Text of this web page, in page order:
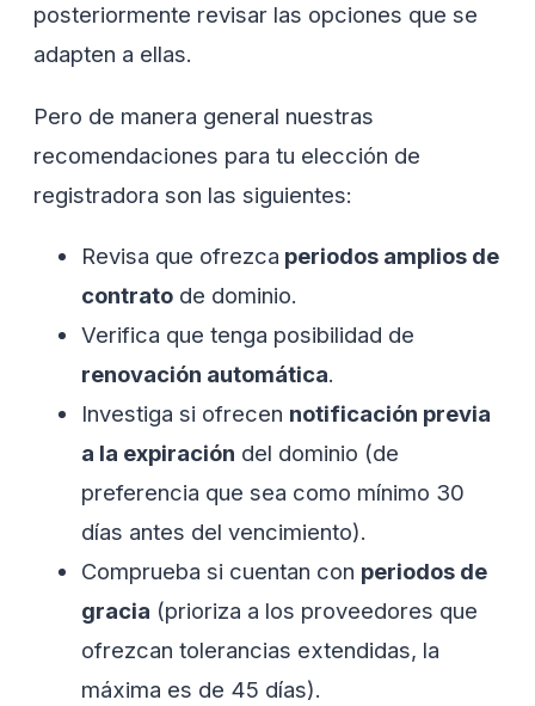
posteriormente revisar las opciones que se
adapten a ellas.
Pero de manera general nuestras
recomendaciones para tu elección de
registradora son las siguientes:
Revisa que ofrezca periodos amplios de
contrato de dominio.
Verifica que tenga posibilidad de
renovación automática.
Investiga si ofrecen notificación previa
a la expiración del dominio (de
preferencia que sea como mínimo 30
días antes del vencimiento).
Comprueba si cuentan con periodos de
gracia (prioriza a los proveedores que
ofrezcan tolerancias extendidas, la
máxima es de 45 días).